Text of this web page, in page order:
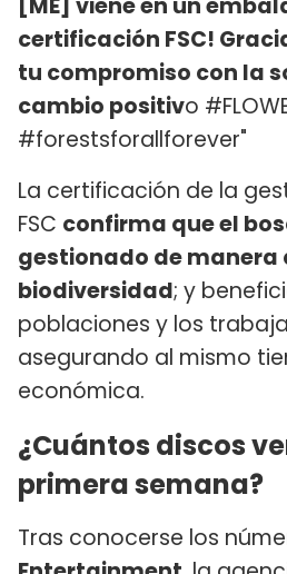
[ME] viene en un
certificación FSC!
tu compromiso con la
cambio positivo
#forestsforallforever"
La certificación de la
FSC confirma que el
gestionado de manera
biodiversidad; y
poblaciones y los
asegurando al mismo
económica.
¿Cuántos discos
primera semana?
Tras conocerse los